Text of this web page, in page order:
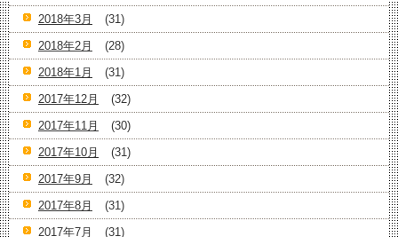
2018年3月
(31)
2018年2月
(28)
2018年1月
(31)
2017年12月
(32)
2017年11月
(30)
2017年10月
(31)
2017年9月
(32)
2017年8月
(31)
2017年7月
(31)